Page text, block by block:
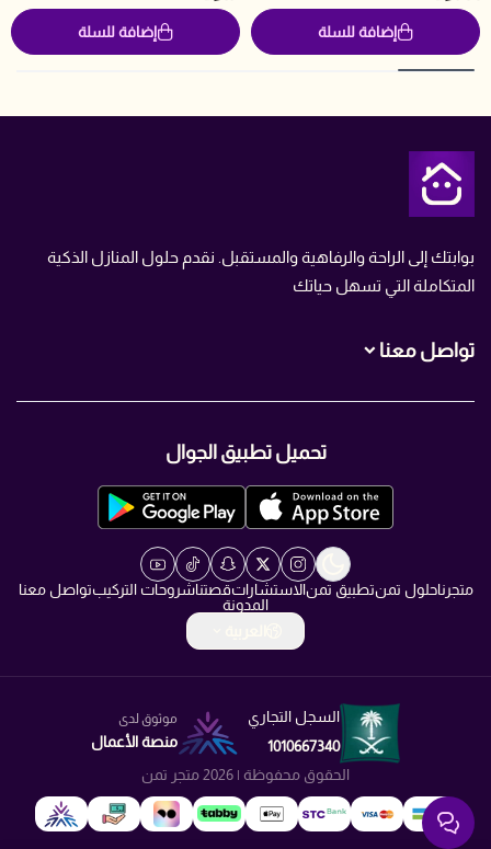
إضافة للسلة إضافة للسلة
بوابتك إلى الراحة والرفاهية والمستقبل. نقدم حلول المنازل الذكية
المتكاملة التي تسهل حياتك
تواصل معنا
info@TMN.sa
https://t.me/TMN_smart
تحميل تطبيق الجوال
متجرناحلول تمنتطبيق تمنالاستشاراتقصتناشروحات التركيبتواصل معنا
المدونة
السجل التجاري
1010667340
موثوق لدى
منصة الأعمال
الحقوق محفوظة | 2026
متجر تمن